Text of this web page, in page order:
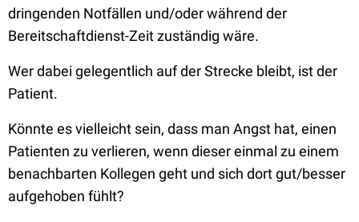
dringenden Notfällen und/oder während der
Bereitschaftdienst-Zeit zuständig wäre.
Wer dabei gelegentlich auf der Strecke bleibt, ist der
Patient.
Könnte es vielleicht sein, dass man Angst hat, einen
Patienten zu verlieren, wenn dieser einmal zu einem
benachbarten Kollegen geht und sich dort gut/besser
aufgehoben fühlt?